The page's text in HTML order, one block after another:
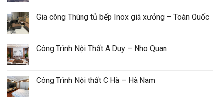
Gia công Thùng tủ bếp Inox giá xưởng – Toàn Quốc
Công Trình Nội Thất A Duy – Nho Quan
Công Trình Nội thất C Hà – Hà Nam